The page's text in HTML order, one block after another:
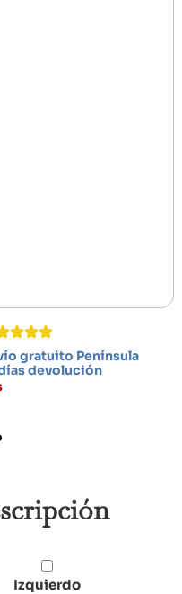
gratuito Península
devolución
Izquierdo